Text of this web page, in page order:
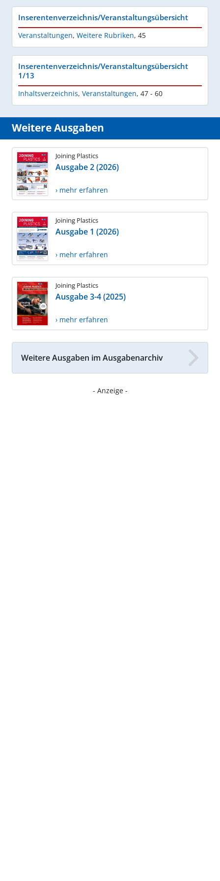
Inserentenverzeichnis/Veranstaltungsübersicht
Veranstaltungen, Weitere Rubriken, 45
Inserentenverzeichnis/Veranstaltungsübersicht
1/13
Inhaltsverzeichnis, Veranstaltungen, 47 - 60
Weitere Ausgaben
Joining Plastics
Ausgabe 2 (2026)
› mehr erfahren
Joining Plastics
Ausgabe 1 (2026)
› mehr erfahren
Joining Plastics
Ausgabe 3-4 (2025)
› mehr erfahren
Weitere Ausgaben im Ausgabenarchiv
- Anzeige -